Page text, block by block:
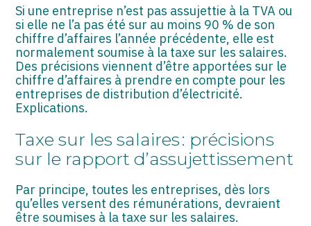
EXPATRIÉ NON RÉSIDANT
IMPATRIÉ / EXPATRIÉ
ASSOCIATIONS
START-UP
Si une entreprise n’est pas assujettie à la TVA ou
si elle ne l’a pas été sur au moins 90 % de son
chiffre d’affaires l’année précédente, elle est
normalement soumise à la taxe sur les salaires.
Des précisions viennent d’être apportées sur le
chiffre d’affaires à prendre en compte pour les
entreprises de distribution d’électricité.
Explications.
Taxe sur les salaires : précisions
sur le rapport d’assujettissement
Par principe, toutes les entreprises, dès lors
qu’elles versent des rémunérations, devraient
être soumises à la taxe sur les salaires.